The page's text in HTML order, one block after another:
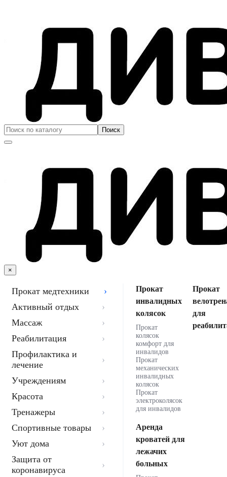
×
Прокат медтехники
Активный отдых
Массаж
Реабилитация
Профилактика и
лечение
Учреждениям
Красота
Тренажеры
Спортивные товары
Уют дома
Защита от
коронавируса
Прокат
инвалидных
колясок
Прокат
колясок
комфорт для
инвалидов
Прокат
механических
инвалидных
колясок
Прокат
электроколясок
для инвалидов
Прокат
для
Аренда
кроватей для
лежачих
больных